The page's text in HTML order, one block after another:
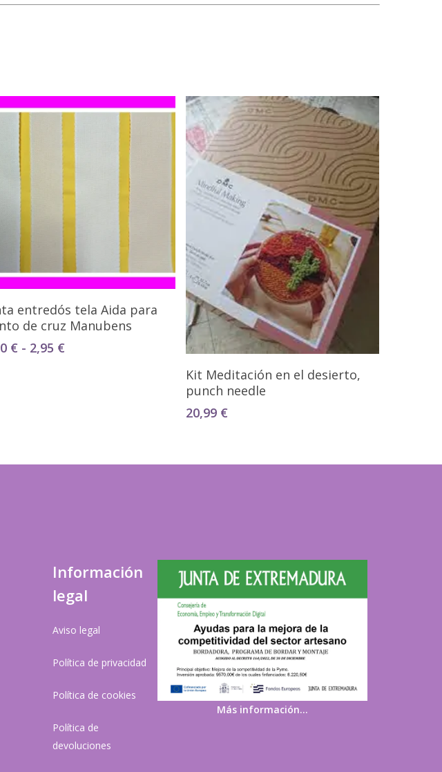
Seleccionar Opciones
entredós tela Aida para
de cruz Manubens
€ - 2,95 €Rango
Añadir Al Carrito
Kit Meditación en el desierto,
punch needle
20,99 €
Información
legal
Aviso legal
Política de privacidad
Política de cookies
Política de
devoluciones
Más información…